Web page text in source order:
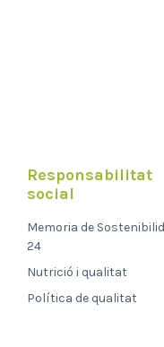
Responsabilitat
social
Memoria de
24
Nutrició i qualitat
Política de qualitat